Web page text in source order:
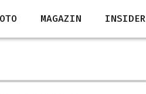
MAGAZIN INSIDER